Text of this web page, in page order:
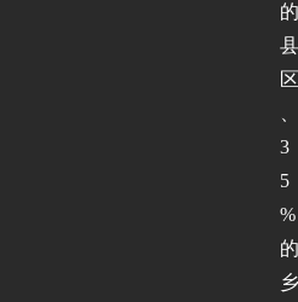
的
县
区
3
5
%
的
乡